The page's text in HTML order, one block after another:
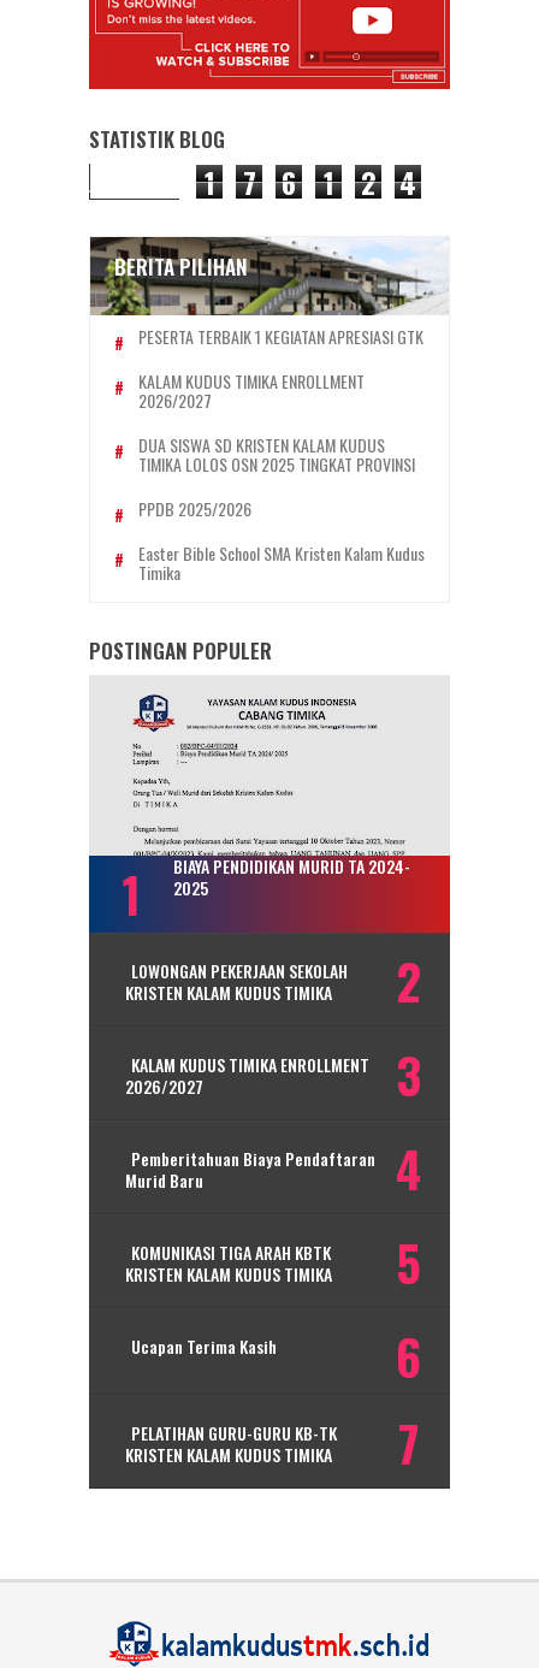
STATISTIK BLOG
1 7 6 1 2 4
BERITA PILIHAN
PESERTA TERBAIK 1 KEGIATAN APRESIASI GTK
KALAM KUDUS TIMIKA ENROLLMENT
2026/2027
DUA SISWA SD KRISTEN KALAM KUDUS
TIMIKA LOLOS OSN 2025 TINGKAT PROVINSI
PPDB 2025/2026
Easter Bible School SMA Kristen Kalam Kudus
Timika
POSTINGAN POPULER
BIAYA PENDIDIKAN MURID TA 2024-
2025
LOWONGAN PEKERJAAN SEKOLAH
KRISTEN KALAM KUDUS TIMIKA
KALAM KUDUS TIMIKA ENROLLMENT
2026/2027
Pemberitahuan Biaya Pendaftaran
Murid Baru
KOMUNIKASI TIGA ARAH KBTK
KRISTEN KALAM KUDUS TIMIKA
Ucapan Terima Kasih
PELATIHAN GURU-GURU KB-TK
KRISTEN KALAM KUDUS TIMIKA